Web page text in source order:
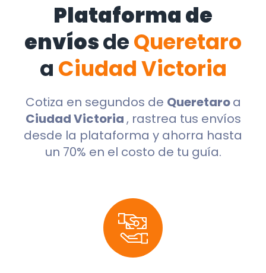
Plataforma de
envíosdeQueretaro
a Ciudad Victoria
Cotiza en segundos de Queretaroa
Ciudad Victoria, rastrea tus envíos
desde la plataforma y ahorra hasta
un 70% en el costo de tu guía.